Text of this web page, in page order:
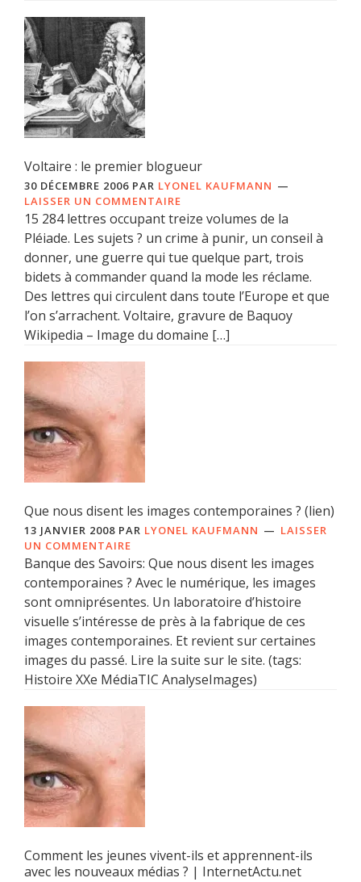
Voltaire : le premier blogueur
30 DÉCEMBRE 2006 PAR LYONEL KAUFMANN
LAISSER UN COMMENTAIRE
15 284 lettres occupant treize volumes de la
Pléiade. Les sujets ? un crime à punir, un conseil à
donner, une guerre qui tue quelque part, trois
bidets à commander quand la mode les réclame.
Des lettres qui circulent dans toute l’Europe et que
l’on s’arrachent. Voltaire, gravure de Baquoy
Wikipedia – Image du domaine […]
Que nous disent les images contemporaines ? (lien)
13 JANVIER 2008 PAR LYONEL KAUFMANN
LAISSER
UN COMMENTAIRE
Banque des Savoirs: Que nous disent les images
contemporaines ? Avec le numérique, les images
sont omniprésentes. Un laboratoire d’histoire
visuelle s’intéresse de près à la fabrique de ces
images contemporaines. Et revient sur certaines
images du passé. Lire la suite sur le site. (tags:
Histoire XXe MédiaTIC AnalyseImages)
Comment les jeunes vivent-ils et apprennent-ils
avec les nouveaux médias ? | InternetActu.net